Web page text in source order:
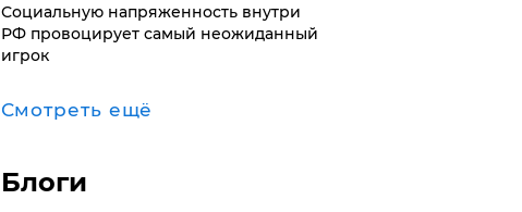
Социальную напряженность внутри
РФ провоцирует самый неожиданный
игрок
Смотреть ещё
Блоги